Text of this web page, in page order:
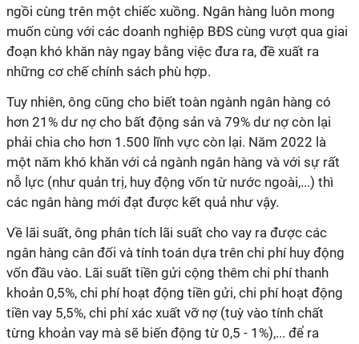
ngồi cùng trên một chiếc xuồng. Ngân hàng luôn mong
muốn cùng với các doanh nghiệp BĐS cùng vượt qua giai
đoạn khó khăn này ngay bằng việc đưa ra, đề xuất ra
những cơ chế chính sách phù hợp.
Tuy nhiên, ông cũng cho biết toàn ngành ngân hàng có
hơn 21% dư nợ cho bất động sản và 79% dư nợ còn lại
phải chia cho hơn 1.500 lĩnh vực còn lại. Năm 2022 là
một năm khó khăn với cả ngành ngân hàng và với sự rất
nỗ lực (như quản trị, huy động vốn từ nước ngoài,...) thì
các ngân hàng mới đạt được kết quả như vậy.
Về lãi suất, ông phân tích lãi suất cho vay ra được các
ngân hàng cân đối và tính toán dựa trên chi phí huy động
vốn đầu vào. Lãi suất tiền gửi cộng thêm chi phí thanh
khoản 0,5%, chi phí hoạt động tiền gửi, chi phí hoạt động
tiền vay 5,5%, chi phí xác xuất vỡ nợ (tuỳ vào tính chất
từng khoản vay mà sẽ biến động từ 0,5 - 1%),... để ra